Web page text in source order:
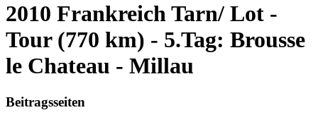
2010 Frankreich Tarn/ Lot -
Tour (770 km) - 5.Tag: Brousse
le Chateau - Millau
Beitragsseiten